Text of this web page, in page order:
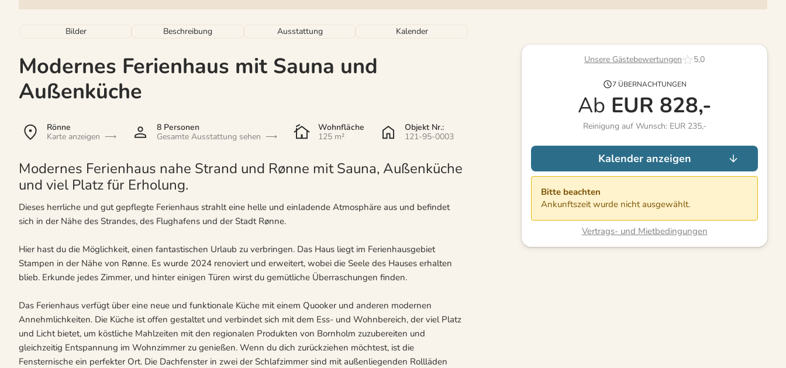
Bilder Beschreibung Ausstattung Kalender
Modernes Ferienhaus mit Sauna und
Außenküche
Rönne
Karte anzeigen
8 Personen
Gesamte Ausstattung sehen
Wohnfläche
125 m²
Objekt Nr.:
121-95-0003
Modernes Ferienhaus nahe Strand und Rønne mit Sauna, Außenküche
und viel Platz für Erholung.
Dieses herrliche und gut gepflegte Ferienhaus strahlt eine helle und einladende Atmosphäre aus und befindet
sich in der Nähe des Strandes, des Flughafens und der Stadt Rønne.
Hier hast du die Möglichkeit, einen fantastischen Urlaub zu verbringen. Das Haus liegt im Ferienhausgebiet
Stampen in der Nähe von Rønne. Es wurde 2024 renoviert und erweitert, wobei die Seele des Hauses erhalten
blieb. Erkunde jedes Zimmer, und hinter einigen Türen wirst du gemütliche Überraschungen finden.
Das Ferienhaus verfügt über eine neue und funktionale Küche mit einem Quooker und anderen modernen
Annehmlichkeiten. Die Küche ist offen gestaltet und verbindet sich mit dem Ess- und Wohnbereich, der viel Platz
und Licht bietet, um köstliche Mahlzeiten mit den regionalen Produkten von Bornholm zuzubereiten und
gleichzeitig Entspannung im Wohnzimmer zu genießen. Wenn du dich zurückziehen möchtest, ist die
Fensternische ein perfekter Ort. Die Dachfenster in zwei der Schlafzimmer sind mit außenliegenden Rollläden
Unsere Gästebewertungen 5,0
7 ÜBERNACHTUNGEN
Ab EUR 828,-
Reinigung auf Wunsch: EUR 235,-
Kalender anzeigen
Bitte beachten
Ankunftszeit wurde nicht ausgewählt.
Vertrags- und Mietbedingungen